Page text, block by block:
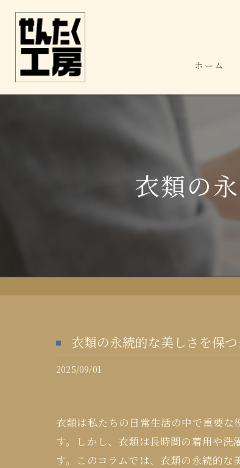
ホーム
衣類の
衣類の永続的な美しさを保
2025/09/01
衣類は私たちの日常生活の中で重要
す。しかし、衣類は長時間の着用や
す。このコラムでは、衣類の永続的